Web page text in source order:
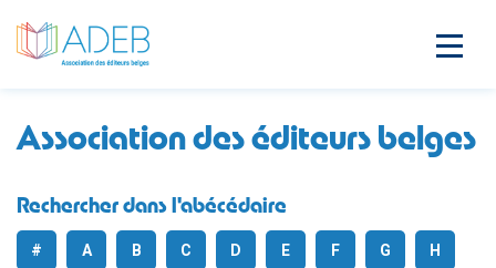
Association des éditeurs belges
Rechercher dans l'abécédaire
# A B C D E F G H